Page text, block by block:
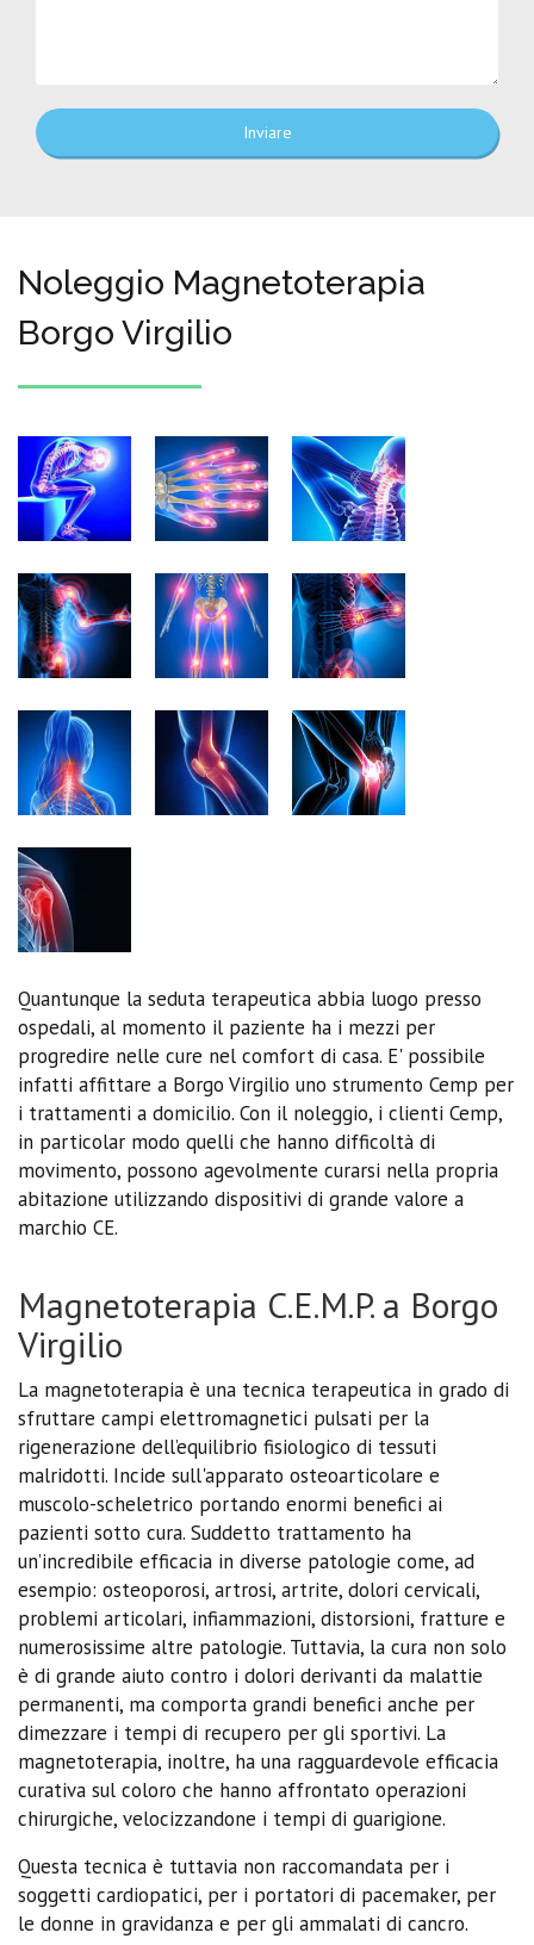
Inviare
Noleggio Magnetoterapia
Borgo Virgilio
Quantunque la seduta terapeutica abbia luogo presso
ospedali, al momento il paziente ha i mezzi per
progredire nelle cure nel comfort di casa. E' possibile
infatti affittare a Borgo Virgilio uno strumento Cemp per
i trattamenti a domicilio. Con il noleggio, i clienti Cemp,
in particolar modo quelli che hanno difficoltà di
movimento, possono agevolmente curarsi nella propria
abitazione utilizzando dispositivi di grande valore a
marchio CE.
Magnetoterapia C.E.M.P. a Borgo
Virgilio
La magnetoterapia è una tecnica terapeutica in grado di
sfruttare campi elettromagnetici pulsati per la
rigenerazione dell’equilibrio fisiologico di tessuti
malridotti. Incide sull'apparato osteoarticolare e
muscolo-scheletrico portando enormi benefici ai
pazienti sotto cura. Suddetto trattamento ha
un’incredibile efficacia in diverse patologie come, ad
esempio: osteoporosi, artrosi, artrite, dolori cervicali,
problemi articolari, infiammazioni, distorsioni, fratture e
numerosissime altre patologie. Tuttavia, la cura non solo
è di grande aiuto contro i dolori derivanti da malattie
permanenti, ma comporta grandi benefici anche per
dimezzare i tempi di recupero per gli sportivi. La
magnetoterapia, inoltre, ha una ragguardevole efficacia
curativa sul coloro che hanno affrontato operazioni
chirurgiche, velocizzandone i tempi di guarigione.
Questa tecnica è tuttavia non raccomandata per i
soggetti cardiopatici, per i portatori di pacemaker, per
le donne in gravidanza e per gli ammalati di cancro.